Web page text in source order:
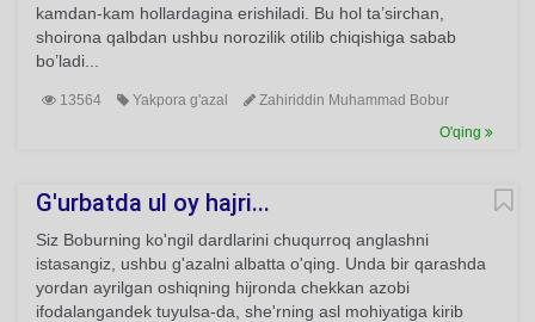
kamdan-kam hollardagina erishiladi. Bu hol ta’sirchan,
shoirona qalbdan ushbu norozilik otilib chiqishiga sabab
bo’ladi...
13564 Yakpora g'azal
Zahiriddin Muhammad Bobur
O'qing
G'urbatda ul oy hajri...
Siz Boburning ko'ngil dardlarini chuqurroq anglashni
istasangiz, ushbu g'azalni albatta o'qing. Unda bir qarashda
yordan ayrilgan oshiqning hijronda chekkan azobi
ifodalangandek tuyulsa-da, she'rning asl mohiyatiga kirib